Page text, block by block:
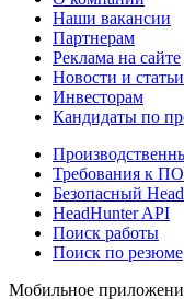
Наши вакансии
Партнерам
Реклама на сайте
Новости и статьи
Инвесторам
Кандидаты по
Требования к ПО
Безопасный
HeadHunter API
Поиск работы
Поиск по резюме
Мобильное